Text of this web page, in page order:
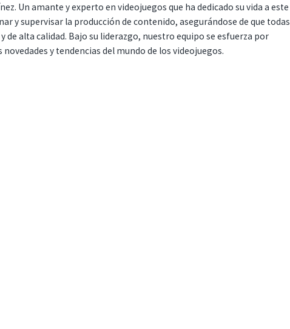
Un amante y experto en videojuegos que ha dedicado su vida a este
y supervisar la producción de contenido, asegurándose de que todas
de alta calidad. Bajo su liderazgo, nuestro equipo se esfuerza por
y tendencias del mundo de los videojuegos.